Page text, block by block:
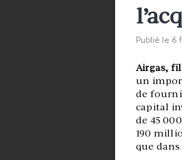
Publié le 6
Airgas,
un
de
capital
de 45
190
que